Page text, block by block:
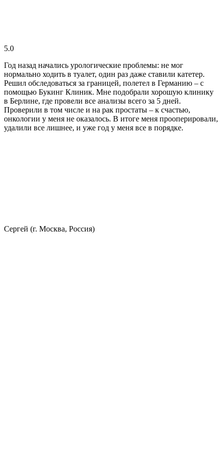
5.0
Год назад начались урологические проблемы: не мог
нормально ходить в туалет, один раз даже ставили катетер.
Решил обследоваться за границей, полетел в Германию – с
помощью Букинг Клиник. Мне подобрали хорошую клинику
в Берлине, где провели все анализы всего за 5 дней.
Проверили в том числе и на рак простаты – к счастью,
онкологии у меня не оказалось. В итоге меня прооперировали,
удалили все лишнее, и уже год у меня все в порядке.
Сергей (г. Москва, Россия)